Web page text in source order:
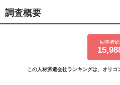
調査概要
回答者
この人材派遣会社ランキングは、オリコ